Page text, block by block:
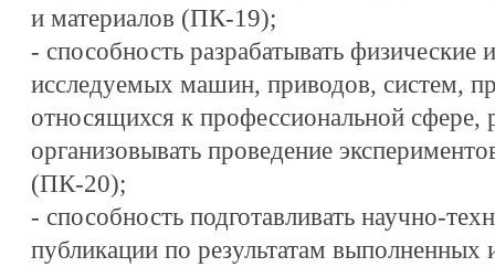
и материалов (ПК-19);
- способность разрабатывать физические
исследуемых машин, приводов, систем,
относящихся к профессиональной сфере,
организовывать проведение
(ПК-20);
- способность подготавливать научно-
публикации по результатам